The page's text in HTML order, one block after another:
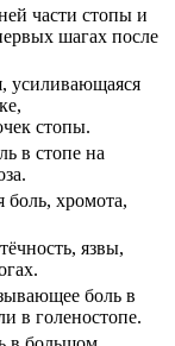
части стопы и
шагах после
усиливающаяся
стопы.
в стопе на
боль, хромота,
язвы,
боль в
в голеностопе.